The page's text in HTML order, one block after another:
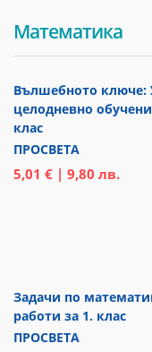
Математика
Вълшебното ключе:
целодневно
клас
ПРОСВЕТА
5,01 € | 9,80 лв.
Задачи по
работи за 1. клас
ПРОСВЕТА